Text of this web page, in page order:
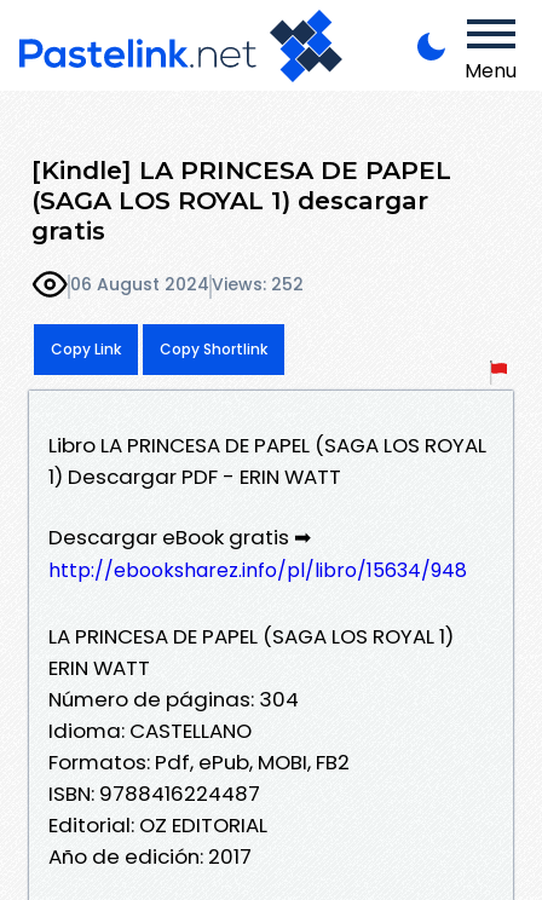
Menu
[Kindle] LA PRINCESA DE PAPEL
(SAGA LOS ROYAL 1) descargar
gratis
06 August 2024Views: 252
Copy Link Copy Shortlink
Libro LA PRINCESA DE PAPEL (SAGA LOS ROYAL
1) Descargar PDF - ERIN WATT
Descargar eBook gratis ➡
http://ebooksharez.info/pl/libro/15634/948
LA PRINCESA DE PAPEL (SAGA LOS ROYAL 1)
ERIN WATT
Número de páginas: 304
Idioma: CASTELLANO
Formatos: Pdf, ePub, MOBI, FB2
ISBN: 9788416224487
Editorial: OZ EDITORIAL
Año de edición: 2017